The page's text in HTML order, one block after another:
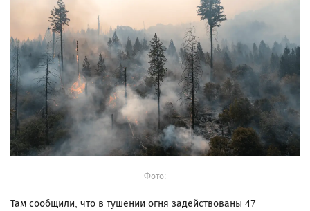
Фото:
Там сообщили, что в тушении огня задействованы 47